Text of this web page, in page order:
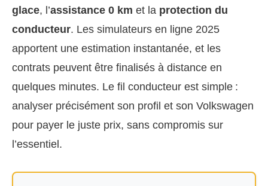
glace, l’assistance 0 km et la protection du
conducteur. Les simulateurs en ligne 2025
apportent une estimation instantanée, et les
contrats peuvent être finalisés à distance en
quelques minutes. Le fil conducteur est simple :
analyser précisément son profil et son Volkswagen
pour payer le juste prix, sans compromis sur
l’essentiel.